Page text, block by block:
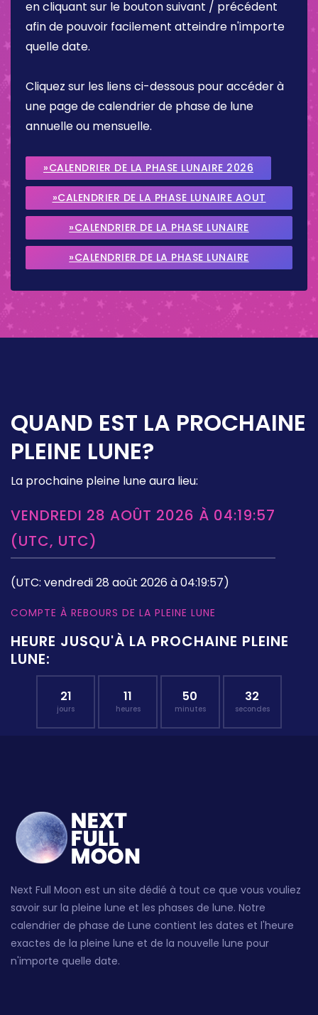
en cliquant sur le bouton suivant / précédent
afin de pouvoir facilement atteindre n'importe
quelle date.
Cliquez sur les liens ci-dessous pour accéder à
une page de calendrier de phase de lune
annuelle ou mensuelle.
»CALENDRIER DE LA PHASE LUNAIRE 2026
»CALENDRIER DE LA PHASE LUNAIRE AOUT
2026
»CALENDRIER DE LA PHASE LUNAIRE
SEPTEMBRE 2026
»CALENDRIER DE LA PHASE LUNAIRE
QUAND EST LA PROCHAINE
PLEINE LUNE?
La prochaine pleine lune aura lieu:
VENDREDI 28 AOÛT 2026 À 04:19:57
(UTC, UTC)
(UTC: vendredi 28 août 2026 à 04:19:57)
COMPTE À REBOURS DE LA PLEINE LUNE
HEURE JUSQU'À LA PROCHAINE PLEINE
LUNE:
21
jours
11
heures
50
minutes
31
secondes
Next Full Moon est un site dédié à tout ce que vous vouliez
savoir sur la pleine lune et les phases de lune. Notre
calendrier de phase de Lune contient les dates et l'heure
exactes de la pleine lune et de la nouvelle lune pour
n'importe quelle date.